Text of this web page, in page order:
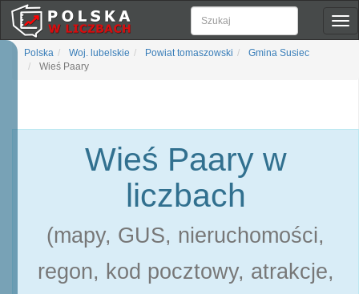
Polska Woj. lubelskie Powiat tomaszowski
Gmina Susiec
Wieś Paary
Wieś Paary w
liczbach
(mapy, GUS, nieruchomości,
regon, kod pocztowy, atrakcje,